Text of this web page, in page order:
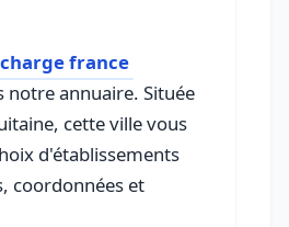
france
notre annuaire. Située
cette ville vous
d'établissements
coordonnées et